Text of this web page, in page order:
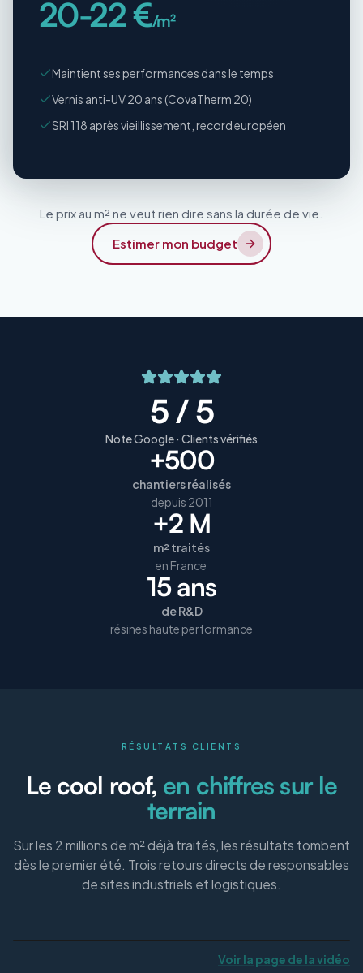
20-22 €/m²
Maintient ses performances dans le temps
Vernis anti-UV 20 ans (CovaTherm 20)
SRI 118 après vieillissement, record européen
Le prix au m² ne veut rien dire sans la durée de vie.
Estimer mon budget
5 / 5
Note Google · Clients vérifiés
+500
chantiers réalisés
depuis 2011
+2 M
m² traités
en France
15 ans
de R&D
résines haute performance
RÉSULTATS CLIENTS
Le cool roof, en chiffres sur le
terrain
Sur les 2 millions de m² déjà traités, les résultats tombent
dès le premier été. Trois retours directs de responsables
de sites industriels et logistiques.
Voir la page de la vidéo